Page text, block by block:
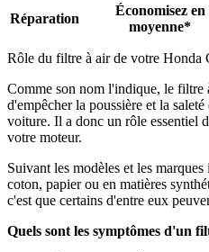
Réparation
Économisez en
moyenne*
Rôle du filtre à air de votre Honda
Comme son nom l'indique, le filtre
d'empêcher la poussière et la
voiture. Il a donc un rôle essentiel
votre moteur.
Suivant les modèles et les
coton, papier ou en matières
c'est que certains d'entre eux
Quels sont les symptômes d'un